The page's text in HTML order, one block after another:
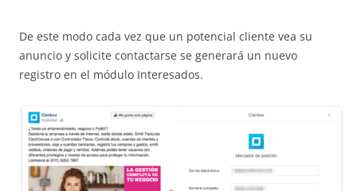
De este modo cada vez que un potencial cliente vea su
anuncio y solicite contactarse se generará un nuevo
registro en el módulo Interesados.